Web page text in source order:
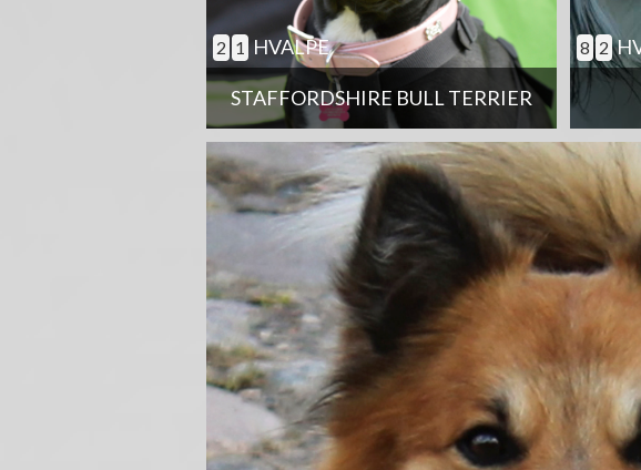
STAFFORDSHIRE BULL TERRIER
2 1 HVALPE 8 2